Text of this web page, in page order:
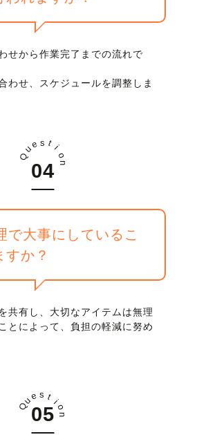
せから作業完了までの流れで
わせ、スケジュールを調整しま
Q
ue s t i
o
n
で大事にしているこ
すか？
共有し、大切なアイテムは無理
とによって、負担の軽減に努め
Q
ue s t i
o
n